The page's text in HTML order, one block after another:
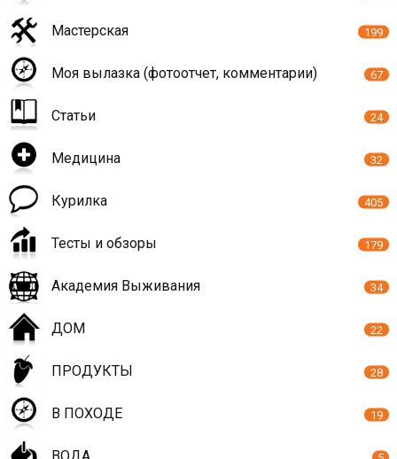
Мастерская 199
Моя вылазка (фотоотчет, комментарии) 67
Статьи 24
Медицина 32
Курилка 405
Тесты и обзоры 179
Академия Выживания 34
ДОМ 22
ПРОДУКТЫ 28
В ПОХОДЕ 19